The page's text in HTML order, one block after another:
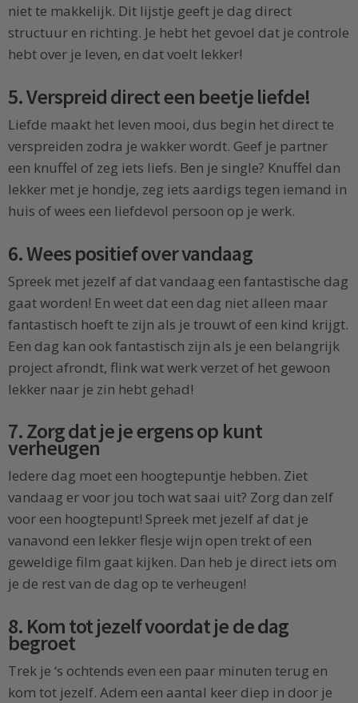
niet te makkelijk. Dit lijstje geeft je dag direct
structuur en richting. Je hebt het gevoel dat je controle
hebt over je leven, en dat voelt lekker!
5. Verspreid direct een beetje liefde!
Liefde maakt het leven mooi, dus begin het direct te
verspreiden zodra je wakker wordt. Geef je partner
een knuffel of zeg iets liefs. Ben je single? Knuffel dan
lekker met je hondje, zeg iets aardigs tegen iemand in
huis of wees een liefdevol persoon op je werk.
6. Wees positief over vandaag
Spreek met jezelf af dat vandaag een fantastische dag
gaat worden! En weet dat een dag niet alleen maar
fantastisch hoeft te zijn als je trouwt of een kind krijgt.
Een dag kan ook fantastisch zijn als je een belangrijk
project afrondt, flink wat werk verzet of het gewoon
lekker naar je zin hebt gehad!
7. Zorg dat je je ergens op kunt
verheugen
Iedere dag moet een hoogtepuntje hebben. Ziet
vandaag er voor jou toch wat saai uit? Zorg dan zelf
voor een hoogtepunt! Spreek met jezelf af dat je
vanavond een lekker flesje wijn open trekt of een
geweldige film gaat kijken. Dan heb je direct iets om
je de rest van de dag op te verheugen!
8. Kom tot jezelf voordat je de dag
begroet
Trek je ‘s ochtends even een paar minuten terug en
kom tot jezelf. Adem een aantal keer diep in door je